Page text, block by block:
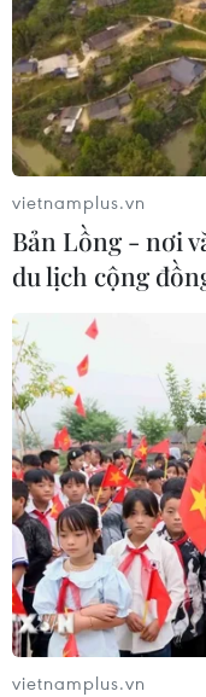
thiếu, có nguy cơ
điều trị, cấp cứu
vietnamplus.vn
Bản Lồng - nơi
du lịch cộng
vietnamplus.vn